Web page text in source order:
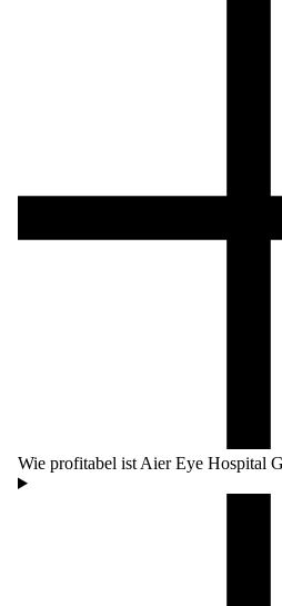
Wie profitabel ist Aier Eye Hospital